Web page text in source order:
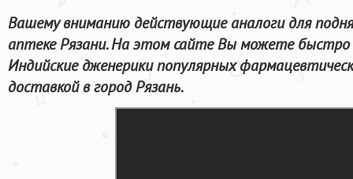
Вашему вниманию действующие аналоги для
аптеке Рязани. На этом сайте Вы можете быстро
Индийские дженерики популярных
доставкой в город Рязань.